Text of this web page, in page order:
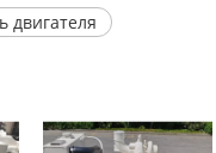
двигателя